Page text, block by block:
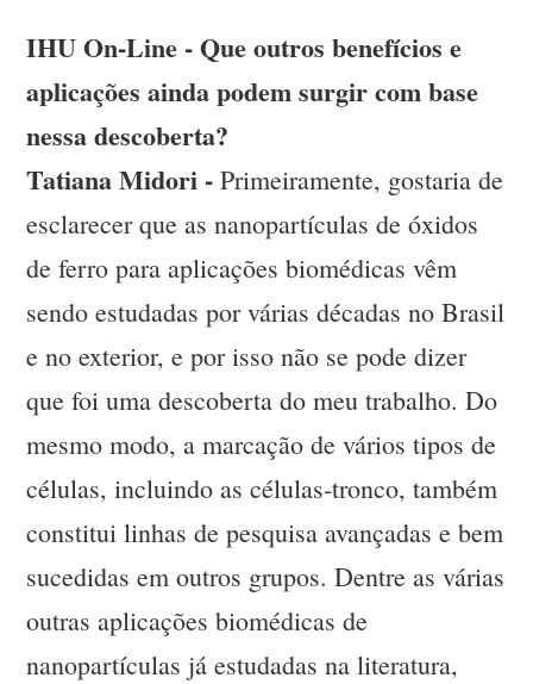
IHU On-Line - Que outros benefícios e
aplicações ainda podem surgir com base
nessa descoberta?
Tatiana Midori - Primeiramente, gostaria de
esclarecer que as nanopartículas de óxidos
de ferro para aplicações biomédicas vêm
sendo estudadas por várias décadas no Brasil
e no exterior, e por isso não se pode dizer
que foi uma descoberta do meu trabalho. Do
mesmo modo, a marcação de vários tipos de
células, incluindo as células-tronco, também
constitui linhas de pesquisa avançadas e bem
sucedidas em outros grupos. Dentre as várias
outras aplicações biomédicas de
nanopartículas já estudadas na literatura,